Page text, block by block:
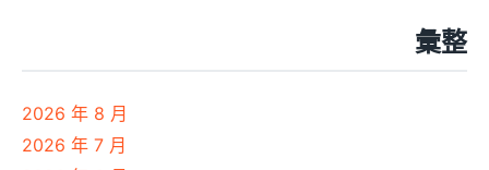
彙整
2026 年 8 月
2026 年 7 月